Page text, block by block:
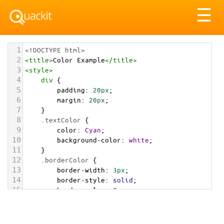
☰
1 <!DOCTYPE html>
2 <title>Color Example</title>
3 <style>
4 div {
5 padding: 20px;
6 margin: 20px;
7 }
8 .textColor {
9 color: Cyan;
10 background-color: white;
11 }
12 .borderColor {
13 border-width: 3px;
14 border-style: solid;
15 border-color: Cyan;